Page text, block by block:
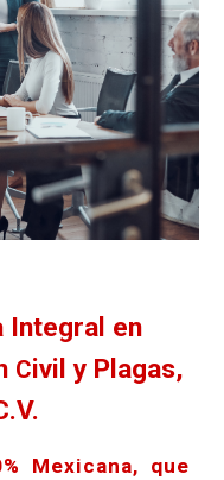
Integral en
Civil y Plagas,
Mexicana, que